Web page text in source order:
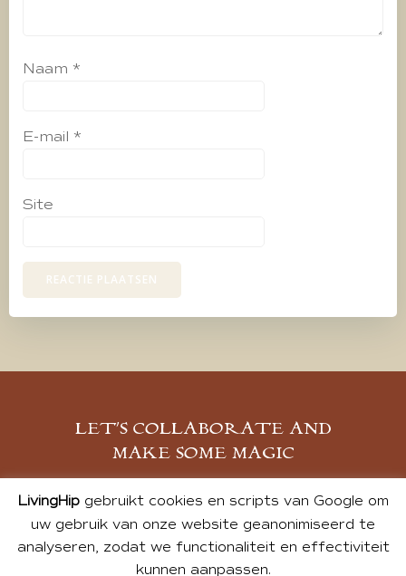
Naam *
E-mail *
Site
LET’S COLLABORATE AND
MAKE SOME MAGIC
MELD JE AAN
LivingHipgebruikt cookies en scripts van Google om
uw gebruik van onze website geanonimiseerd te
analyseren, zodat we functionaliteit en effectiviteit
kunnen aanpassen.